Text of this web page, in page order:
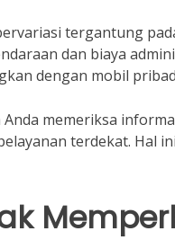
tergantung
dan biaya
dengan mobil
memeriksa
terdekat. Hal